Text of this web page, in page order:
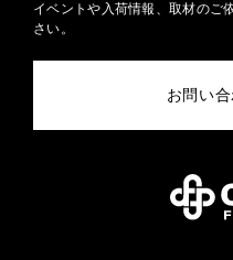
イベントや入荷情報、取材のご
さい。
お問い